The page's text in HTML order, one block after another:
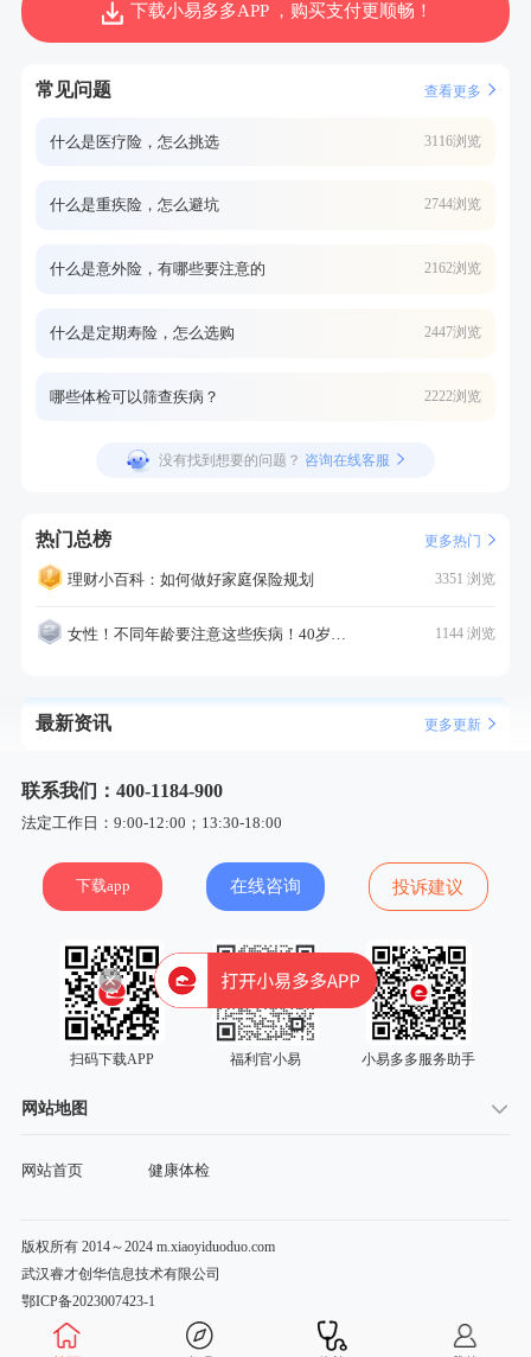
下载小易多多APP ，购买支付更顺畅！
常见问题 查看更多
什么是医疗险，怎么挑选 3116浏览
什么是重疾险，怎么避坑 2744浏览
什么是意外险，有哪些要注意的 2162浏览
什么是定期寿险，怎么选购 2447浏览
哪些体检可以筛查疾病？ 2222浏览
没有找到想要的问题？ 咨询在线客服
热门总榜 更多热门
理财小百科：如何做好家庭保险规划 3351 浏览
女性！不同年龄要注意这些疾病！40岁的这个疾病最需要注意！ 1144 浏览
最新资讯 更多更新
联系我们：400-1184-900
法定工作日：9:00-12:00；13:30-18:00
下载app 在线咨询 投诉建议
扫码下载APP 福利官小易 小易多多服务助手
网站地图
网站首页 健康体检
版权所有 2014～2024 m.xiaoyiduoduo.com
武汉睿才创华信息技术有限公司
鄂ICP备2023007423-1